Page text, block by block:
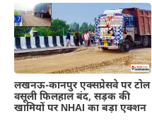
लखनऊ-कानपुर एक्सप्रेसवे पर टोल
वसूली फिलहाल बंद, सड़क की
खामियों पर NHAI का बड़ा एक्शन